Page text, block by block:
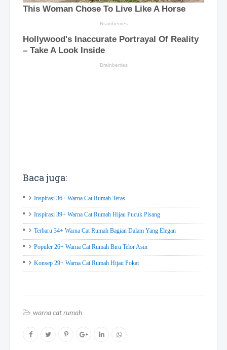
Baca juga:
Inspirasi 36+ Warna Cat Rumah Teras
Inspirasi 39+ Warna Cat Rumah Hijau Pucuk Pisang
Terbaru 34+ Warna Cat Rumah Bagian Dalam Yang Elegan
Populer 26+ Warna Cat Rumah Biru Telor Asin
Konsep 29+ Warna Cat Rumah Hijau Pokat
warna cat rumah